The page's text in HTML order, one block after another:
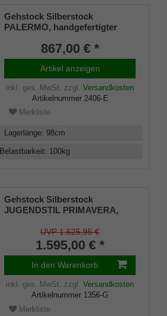
Gehstock Silberstock
PALERMO, handgefertigter
925/1000 Sterling Silber mit fein
eingearbeiteten Blätterformen
am vorderen und hinteren Teil,
aufgesetzt auf einen Stock aus
edlem Makassar Ebenholz,
inklusiv Schlank
867,00 € *
Artikel anzeigen
inkl. ges. MwSt. zzgl. Versandkosten
Artikelnummer 2406-E
Merkliste
Lagerlänge: 98cm
Belastbarkeit: 100kg
Gehstock Silberstock
JUGENDSTIL PRIMAVERA,
schönen Ziselierungen, Stock
aus edlem Makassar-Ebenholz,
Gummipuffer.
UVP 1.625,95 €
1.595,00 € *
In den Warenkorb
inkl. ges. MwSt. zzgl. Versandkosten
Artikelnummer 1356-G
Merkliste